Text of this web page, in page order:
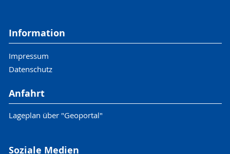
Information
Impressum
Datenschutz
Anfahrt
Lageplan über "Geoportal"
Soziale Medien